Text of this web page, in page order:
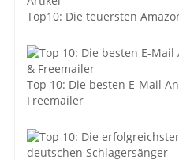
Top10: Die teuersten
Top 10: Die besten E-Mail
Freemailer